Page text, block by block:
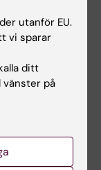
utanför EU.
vi sparar
ditt
vänster på